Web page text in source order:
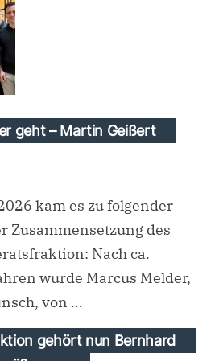
geht – Martin Geißert
kam es zu folgender
Zusammensetzung des
Nach ca.
wurde Marcus Melder,
von …
gehört nun Bernhard